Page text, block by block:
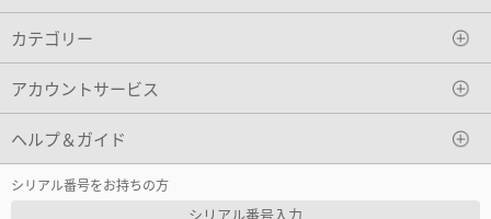
カテゴリー
アカウントサービス
ヘルプ＆ガイド
シリアル番号をお持ちの方
シリアル番号入力